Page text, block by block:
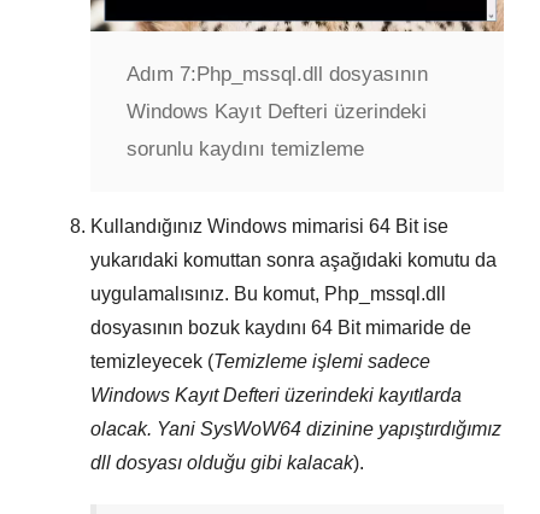
Adım 7:Php_mssql.dll dosyasının
Windows Kayıt Defteri üzerindeki
sorunlu kaydını temizleme
Kullandığınız Windows mimarisi 64 Bitise
yukarıdaki komuttan sonra aşağıdaki komutu da
uygulamalısınız. Bu komut, Php_mssql.dll
dosyasının bozuk kaydını 64 Bitmimaride de
temizleyecek (Temizleme işlemi sadece
Windows Kayıt Defteri üzerindeki kayıtlarda
olacak. Yani SysWoW64 dizinine yapıştırdığımız
dll dosyası olduğu gibi kalacak).